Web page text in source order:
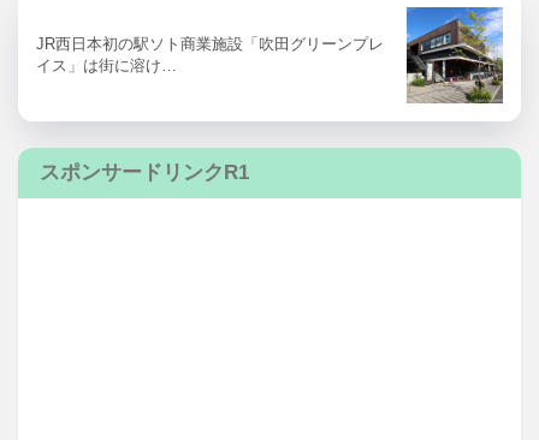
JR西日本初の駅ソト商業施設「吹田グリーンプレ
イス」は街に溶け…
スポンサードリンクR1